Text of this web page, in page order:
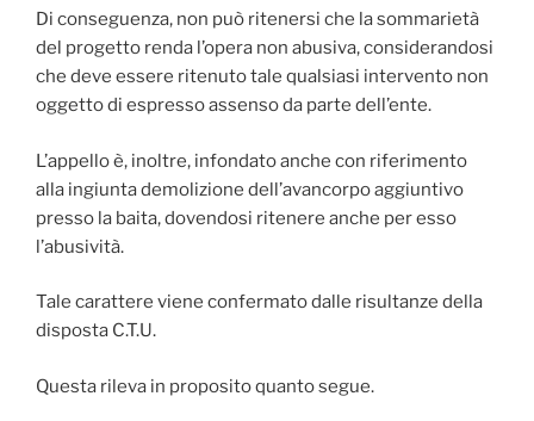
Di conseguenza, non può ritenersi che la sommarietà
del progetto renda l’opera non abusiva, considerandosi
che deve essere ritenuto tale qualsiasi intervento non
oggetto di espresso assenso da parte dell’ente.
L’appello è, inoltre, infondato anche con riferimento
alla ingiunta demolizione dell’avancorpo aggiuntivo
presso la baita, dovendosi ritenere anche per esso
l’abusività.
Tale carattere viene confermato dalle risultanze della
disposta C.T.U.
Questa rileva in proposito quanto segue.